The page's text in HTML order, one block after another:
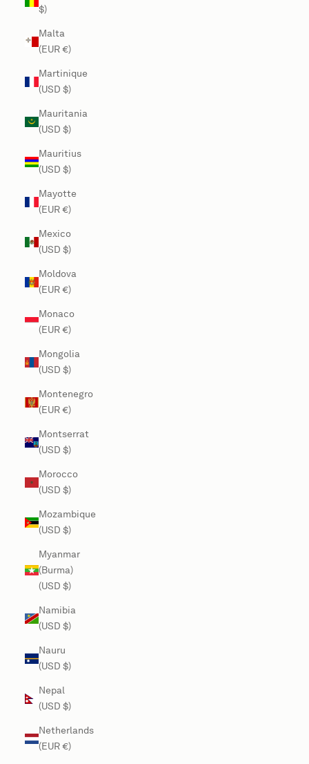
$)
Malta
(EUR €)
Martinique
(USD $)
Mauritania
(USD $)
Mauritius
(USD $)
Mayotte
(EUR €)
Mexico
(USD $)
Moldova
(EUR €)
Monaco
(EUR €)
Mongolia
(USD $)
Montenegro
(EUR €)
Montserrat
(USD $)
Morocco
(USD $)
Mozambique
(USD $)
Myanmar
(Burma)
(USD $)
Namibia
(USD $)
Nauru
(USD $)
Nepal
(USD $)
Netherlands
(EUR €)